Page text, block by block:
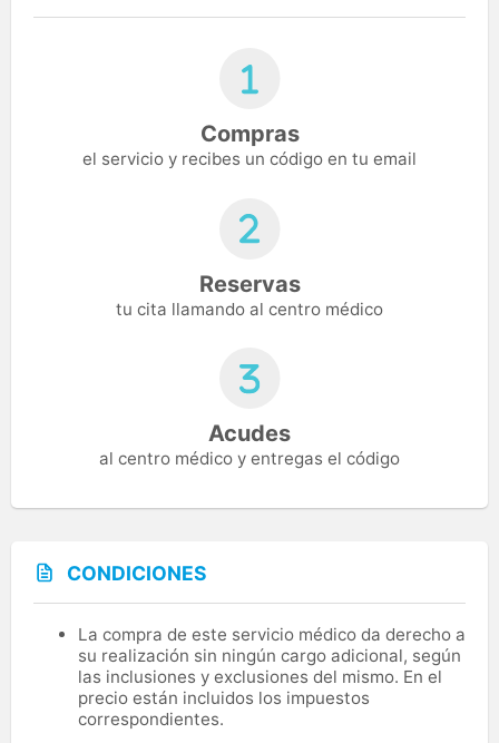
Compras
el servicio y recibes un código en tu email
Reservas
tu cita llamando al centro médico
Acudes
al centro médico y entregas el código
CONDICIONES
La compra de este servicio médico da derecho a
su realización sin ningún cargo adicional, según
las inclusiones y exclusiones del mismo. En el
precio están incluidos los impuestos
correspondientes.